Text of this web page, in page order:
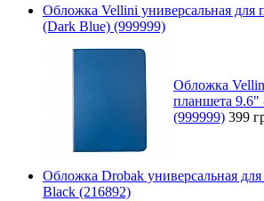
Обложка Vellini универсальная для
(Dark Blue) (999999)
Обложка
планшета 9.6"
(999999) 399
Обложка Drobak универсальная
Black (216892)